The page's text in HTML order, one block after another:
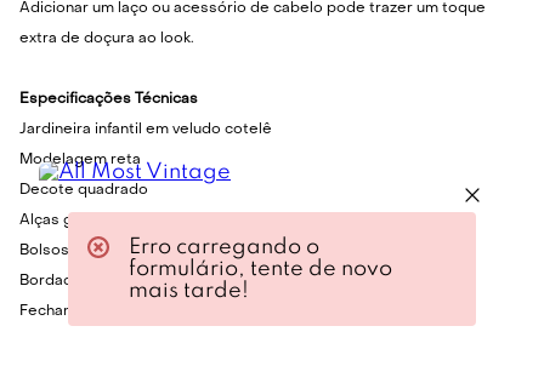
Adicionar um laço ou acessório de cabelo pode trazer um toque
extra de doçura ao look.
Especificações Técnicas
Jardineira infantil em veludo cotelê
Modelagem reta
Decote quadrado
Alças grossas
Bolsos frontais
Bordados florais e sianinhas
Fechamento por botões encapados
Erro carregando o
formulário, tente de novo
mais tarde!